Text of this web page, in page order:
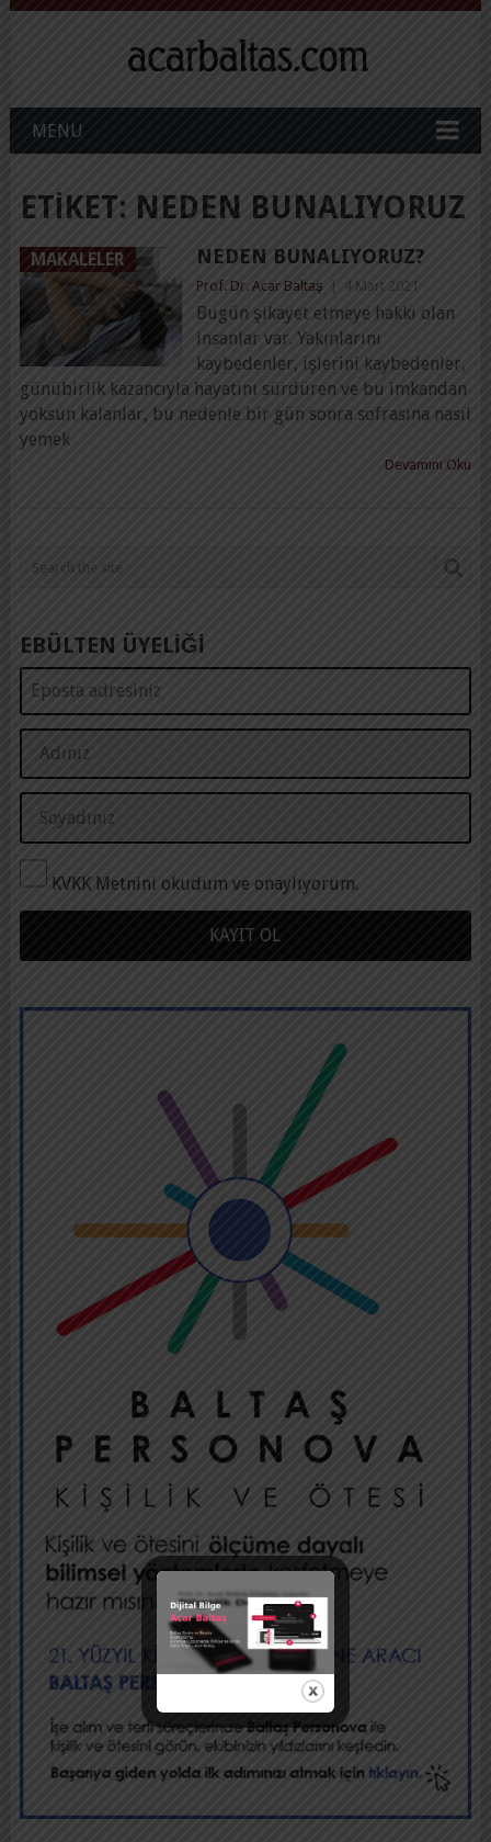
MENU
ETIKET: NEDEN BUNALIYORUZ
MAKALELER NEDEN BUNALIYORUZ?
Prof. Dr. Acar Baltaş 4 Mart 2021
Bugün şikayet etmeye hakkı olan
insanlar var. Yakınlarını
kaybedenler, işlerini kaybedenler,
günübirlik kazancıyla hayatını sürdüren ve bu imkandan
yoksun kalanlar, bu nedenle bir gün sonra sofrasına nasıl
yemek
Devamını Oku
EBÜLTEN ÜYELİĞİ
KVKK Metnini okudum ve onaylıyorum.